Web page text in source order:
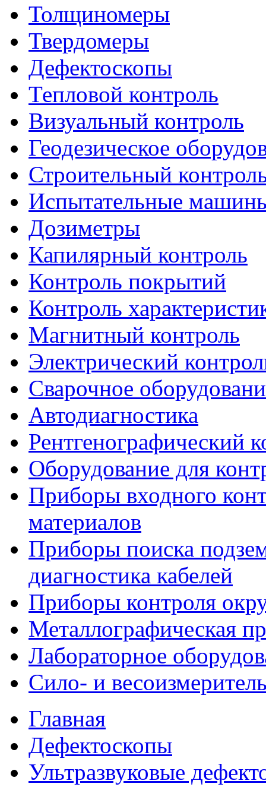
Толщиномеры
Твердомеры
Дефектоскопы
Тепловой контроль
Визуальный контроль
Геодезическое
Строительный
Испытательные
Дозиметры
Капилярный контроль
Контроль покрытий
Контроль
Магнитный контроль
Электрический
Сварочное
Автодиагностика
Рентгенографический
Оборудование для
Приборы входного
материалов
Приборы поиска
диагностика кабелей
Приборы контроля
Металлографическая
Лабораторное
Сило- и
Главная
Дефектоскопы
Ультразвуковые